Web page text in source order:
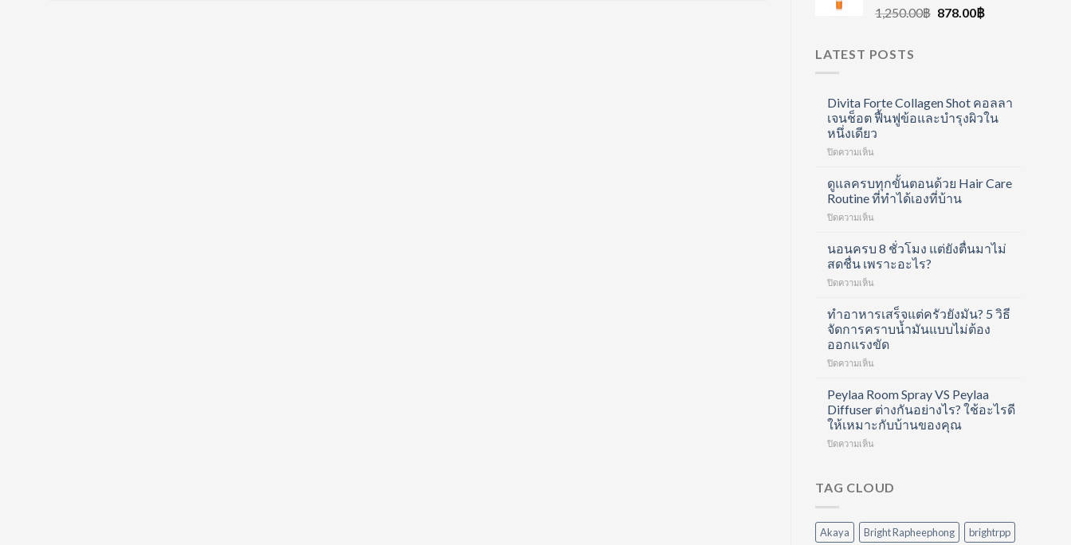
1,250.00฿ 878.00฿
LATEST POSTS
Divita Forte Collagen Shot คอลลา
เจนช็อต ฟื้นฟูข้อและบำรุงผิวใน
หนึ่งเดียว
ปิดความเห็น
Collagen
Shot
คอ
ลา
เจน
ฟื้นฟู
และ
บำรุง
ผิว
หนึ่ง
ดูแลครบทุกขั้นตอนด้วย Hair Care
Routine ที่ทำได้เองที่บ้าน
ปิดความเห็น
ครบ
ขั้น
ตอน
Hair
Care
Routine
ที่
ทำได้
ที่
บ้าน
นอนครบ 8 ชั่วโมง แต่ยังตื่นมาไม่
สดชื่น เพราะอะไร?
ปิดความเห็น
ชั่วโมง
แต่
ยัง
ไม่
สดชื่น
เพราะ
อะไร?
ทำอาหารเสร็จแต่ครัวยังมัน? 5 วิธี
จัดการคราบน้ำมันแบบไม่ต้อง
ออกแรงขัด
ปิดความเห็น
เสร็จ
แต่
ครัว
ยัง
วิธี
น้ำมัน
แบบ
Peylaa Room Spray VS Peylaa
Diffuser ต่างกันอย่างไร? ใช้อะไรดี
ให้เหมาะกับบ้านของคุณ
ปิดความเห็น
Spray
Diffuser
ต่าง
TAG CLOUD
Akaya Bright Rapheephong
brightrpp